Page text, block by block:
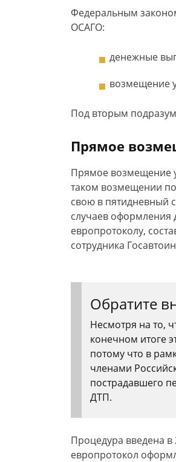
Федеральным
ОСАГО:
денежные
возмещение
Под вторым
Прямое
Прямое возмещение
таком возмещении
свою в пятидневный
случаев
европротоколу,
сотрудника
Обратите
Несмотря на то,
конечном итоге
потому что в
членами
пострадавшего
ДТП.
Процедура введена в
европротокол